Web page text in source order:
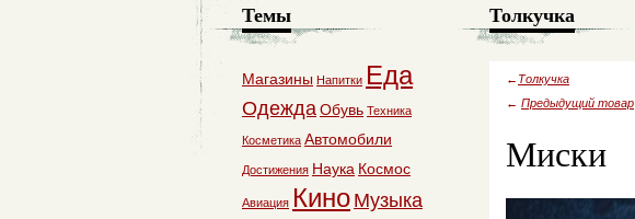
Толкучка
← Толкучка
← Предыдущий товар
Миски
Темы
Магазины Напитки Еда
ОдеждаОбувь Техника
Косметика Автомобили
Достижения Наука Космос
Авиация Кино Музыка